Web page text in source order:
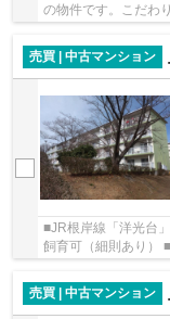
の物件です。こだわ
売買 | 中古マンション
■JR根岸線「洋光台
飼育可（細則あり）
好 ■耐震基準適合証
売買 | 中古マンション